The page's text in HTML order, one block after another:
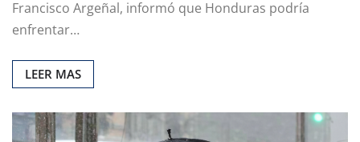
Francisco Argeñal, informó que Honduras podría
enfrentar…
LEER MAS